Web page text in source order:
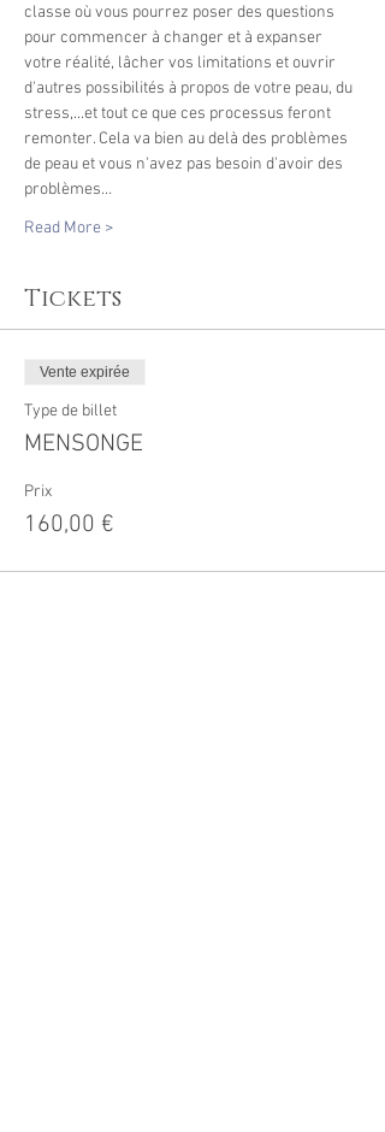
classe où vous pourrez poser des questions
pour commencer à changer et à expanser
votre réalité, lâcher vos limitations et ouvrir
d'autres possibilités à propos de votre peau, du
stress,...et tout ce que ces processus feront
remonter. Cela va bien au delà des problèmes
de peau et vous n'avez pas besoin d'avoir des
problèmes…
Read More >
Tickets
Vente expirée
Type de billet
MENSONGE
Prix
160,00 €